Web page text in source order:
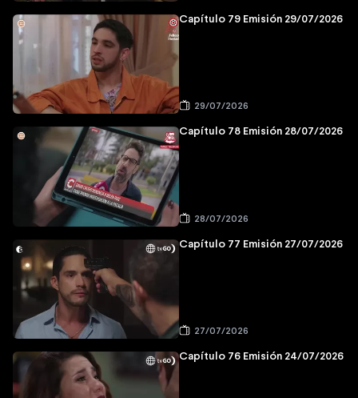
Capítulo 79 Emisión 29/07/2026
29/07/2026
Capítulo 78 Emisión 28/07/2026
28/07/2026
Capítulo 77 Emisión 27/07/2026
27/07/2026
Capítulo 76 Emisión 24/07/2026